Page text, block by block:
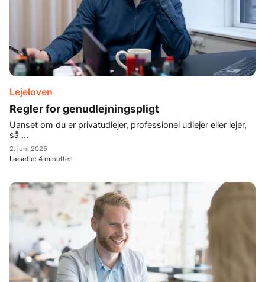
Lejeloven
Regler for genudlejningspligt
Uanset om du er privatudlejer, professionel udlejer eller lejer,
så ...
2. juni 2025
Læsetid: 4 minutter